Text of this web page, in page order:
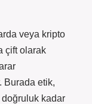
veya kripto
çift olarak
Burada etik,
kadar